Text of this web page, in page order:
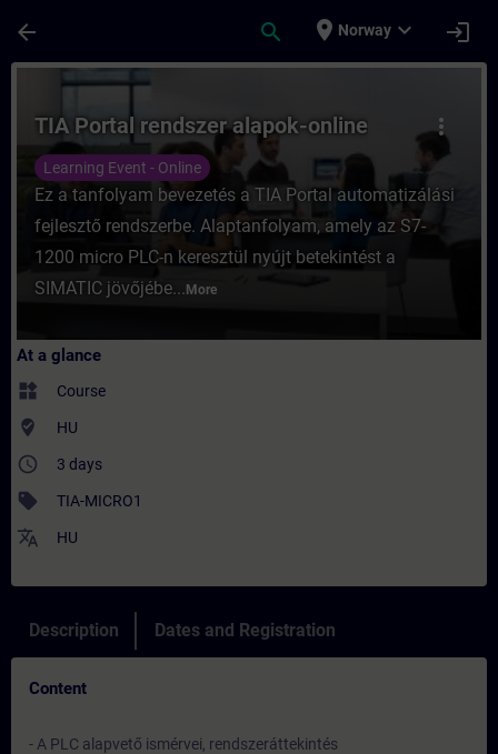
arrow_back search place Norway expand_more login
Course - TIA Portal rendszer alapok-
more_vert
TIA Portal rendszer alapok-online
Learning Event - Online
Ez a tanfolyam bevezetés a TIA Portal automatizálási
fejlesztő rendszerbe. Alaptanfolyam, amely az S7-
1200 micro PLC-n keresztül nyújt betekintést a
SIMATIC jövőjébe... More
At a glance
widgets Course
where_to_vote HU
access_time 3 days
sell TIA-MICRO1
translate HU
Description Dates and Registration
Content
- A PLC alapvető ismérvei, rendszeráttekintés